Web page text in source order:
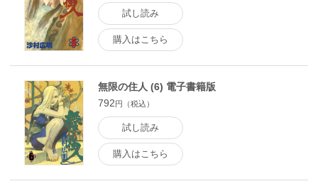
試し読み
購入はこちら
無限の住人 (6) 電子書籍版
792 円（税込）
試し読み
購入はこちら